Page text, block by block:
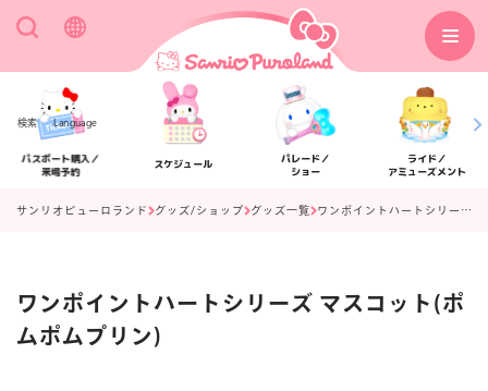
検索 Language
パスポート購入／
来場予約
スケジュール
パレード／
ショー
ライド／
アミューズメント
アクセス フロアマップ
サンリオピューロランド グッズ/ショップ グッズ一覧 ワンポイントハートシリーズ マスコット(ポムポムプリン)
ワンポイントハートシリーズ マスコット(ポ
ムポムプリン)